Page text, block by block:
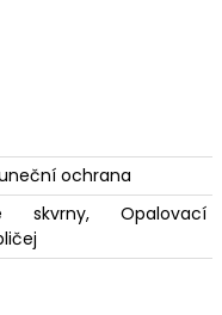
ochrana
skvrny, Opalovací